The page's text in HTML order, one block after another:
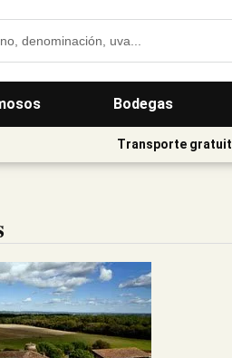
Bodegas
Transporte